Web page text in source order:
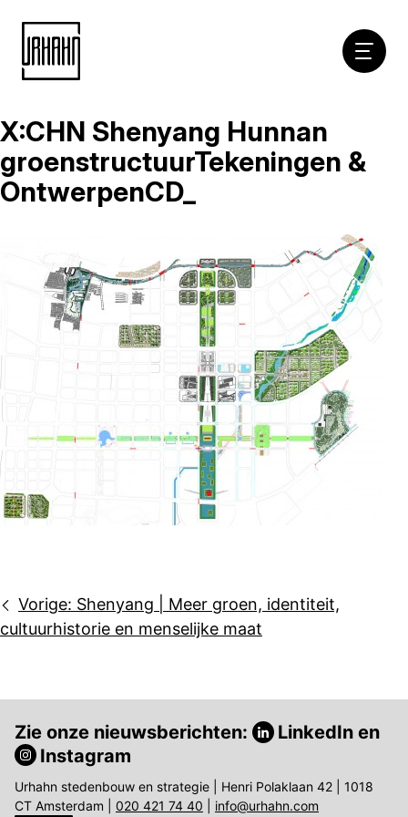
Naar
X:CHN Shenyang Hunnan
groenstructuurTekeningen &
OntwerpenCD_
Bericht
navigatie
Vorige: Shenyang | Meer groen, identiteit,
cultuurhistorie en menselijke maat
Zie onze nieuwsberichten: LinkedIn en
Instagram
Urhahn stedenbouw en strategie | Henri Polaklaan 42 | 1018
CT Amsterdam | 020 421 74 40 info@urhahn.com